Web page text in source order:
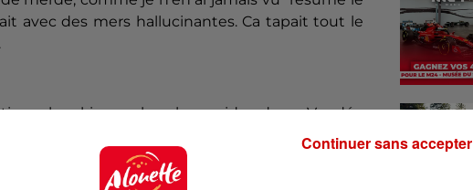
avec des mers hallucinantes. Ca tapait tout le
les skippers les plus rapides de ce Vendée
Cap de Bonne Espérance au Cap Horn. Il y a
jours, à bord d'un monocoque intrinsèquement
Continuer sans accepter